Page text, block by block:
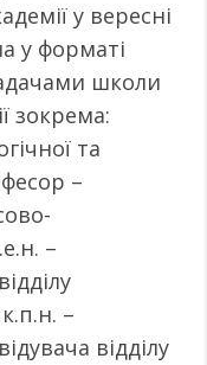
у вересні
у форматі
школи
зокрема:
та
–
–
–
відділу